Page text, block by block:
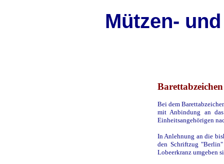
Mützen-
Barettabzeichen
Bei dem
mit Anbindung an
Einheitsangehörigen
In Anlehnung an die
den Schriftzug
Lobeerkranz umgeben